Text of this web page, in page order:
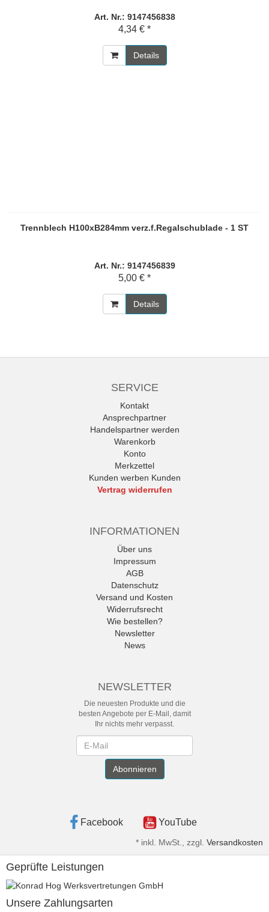
Art. Nr.: 9147456838
4,34 € *
Details
Trennblech H100xB284mm verz.f.Regalschublade - 1 ST
Art. Nr.: 9147456839
5,00 € *
Details
SERVICE
Kontakt
Ansprechpartner
Handelspartner werden
Warenkorb
Konto
Merkzettel
Kunden werben Kunden
Vertrag widerrufen
INFORMATIONEN
Über uns
Impressum
AGB
Datenschutz
Versand und Kosten
Widerrufsrecht
Wie bestellen?
Newsletter
News
NEWSLETTER
Die neuesten Produkte und die
besten Angebote per E-Mail, damit
Ihr nichts mehr verpasst.
Abonnieren
Facebook YouTube
* inkl. MwSt., zzgl. Versandkosten
Geprüfte Leistungen
Unsere Zahlungsarten